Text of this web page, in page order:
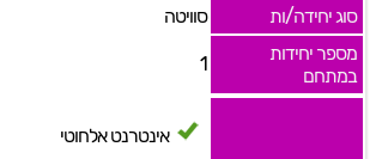
סוג יחידה/ות
סוויטה
מספר יחידות
במתחם
1
אינטרנט אלחוטי